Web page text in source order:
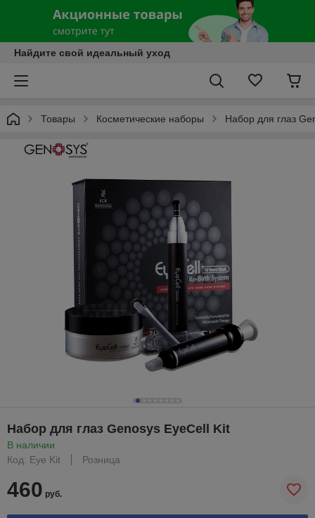
Найдите свой идеальный уход
Товары Косметические наборы Набор для глаз
Набор для глаз Genosys EyeCell Kit
В наличии
Код: Eye Kit
Розница
460 руб.